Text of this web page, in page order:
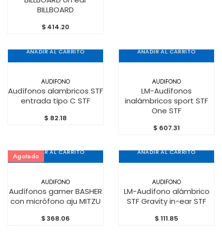
BILLBOARD
$ 414.20
AÑADIR AL CARRITO
AUDIFONO
Audífonos alambricos STF
entrada tipo C STF
$ 82.18
AÑADIR AL CARRITO
AUDIFONO
LM-Audífonos
inalámbricos sport STF
One STF
$ 607.31
AgotadoAÑADIR AL CARRITO
AUDIFONO
Audífonos gamer BASHER
con micrófono aju MITZU
$368.06
AÑADIR AL CARRITO
AUDIFONO
LM-Audífono alámbrico
STF Gravity in-ear STF
$ 111.85